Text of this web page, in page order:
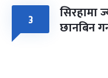
३ सिरहामा
छानबिन